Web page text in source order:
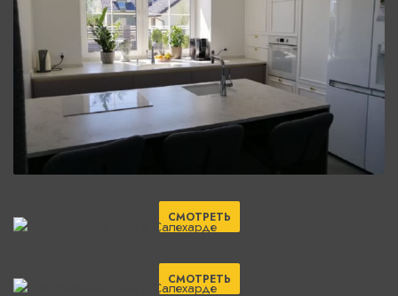
СМОТРЕТЬ
СМОТРЕТЬ
СМОТРЕТЬ